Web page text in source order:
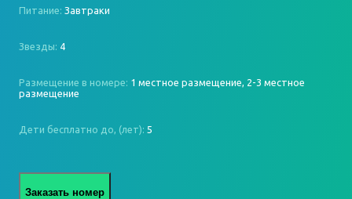
Питание: Завтраки
Звезды: 4
Размещение в номере: 1 местное размещение, 2-3 местное
размещение
Дети бесплатно до, (лет): 5
Заказать номер